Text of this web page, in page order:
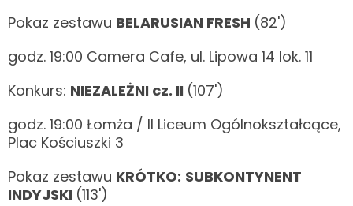
Pokaz zestawu BELARUSIAN FRESH (82')
godz. 19:00 Camera Cafe, ul. Lipowa 14 lok. 11
Konkurs: NIEZALEŻNI cz. II (107')
godz. 19:00 Łomża / II Liceum Ogólnokształcące,
Plac Kościuszki 3
Pokaz zestawu KRÓTKO: SUBKONTYNENT
INDYJSKI (113')